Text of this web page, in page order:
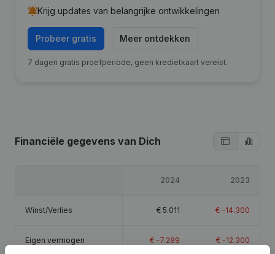
Krijg updates van belangrijke ontwikkelingen
Probeer gratis Meer ontdekken
7 dagen gratis proefperiode, geen kredietkaart vereist.
Financiële gegevens van Dich
2024 2023
Winst/Verlies € 5.011 € -14.300
Eigen vermogen € -7.289 € -12.300